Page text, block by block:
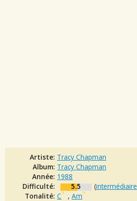
Artiste: Tracy Chapman
Album: Tracy Chapman
Année: 1988
Difficulté:
5.5 (intermédiaire
Tonalité: C , Am